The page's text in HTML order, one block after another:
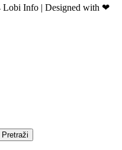
Lobi Info | Designed with ❤
Pretraži